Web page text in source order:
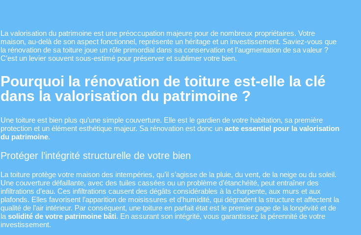
La valorisation du patrimoine est une préoccupation majeure pour de nombreux propriétaires. Votre
maison, au-delà de son aspect fonctionnel, représente un héritage et un investissement. Saviez-vous que
la rénovation de sa toiture joue un rôle primordial dans sa conservation et l’augmentation de sa valeur ?
C’est un levier souvent sous-estimé pour préserver et sublimer votre bien.
Pourquoi la rénovation de toiture est-elle la clé
dans la valorisation du patrimoine ?
Une toiture est bien plus qu’une simple couverture. Elle est le gardien de votre habitation, sa première
protection et un élément esthétique majeur. Sa rénovation est donc un acte essentiel pour la valorisation
du patrimoine.
Protéger l’intégrité structurelle de votre bien
La toiture protège votre maison des intempéries, qu’il s’agisse de la pluie, du vent, de la neige ou du soleil.
Une couverture défaillante, avec des tuiles cassées ou un problème d’étanchéité, peut entraîner des
infiltrations d’eau. Ces infiltrations causent des dégâts considérables à la charpente, aux murs et aux
plafonds. Elles favorisent l’apparition de moisissures et d’humidité, qui dégradent la structure et affectent la
qualité de l’air intérieur. Par conséquent, une toiture en parfait état est le premier gage de la longévité et de
la solidité de votre patrimoine bâti. En assurant son intégrité, vous garantissez la pérennité de votre
investissement.